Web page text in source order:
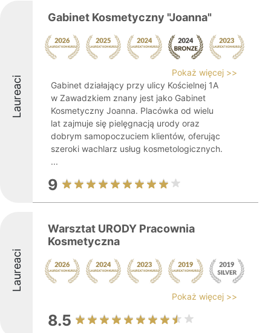
Laureaci
Gabinet Kosmetyczny "Joanna"
Pokaż więcej >>
Gabinet działający przy ulicy Kościelnej 1A
w Zawadzkiem znany jest jako Gabinet
Kosmetyczny Joanna. Placówka od wielu
lat zajmuje się pielęgnacją urody oraz
dobrym samopoczuciem klientów, oferując
szeroki wachlarz usług kosmetologicznych.
...
9
Laureaci
Warsztat URODY Pracownia
Kosmetyczna
Pokaż więcej >>
8.5